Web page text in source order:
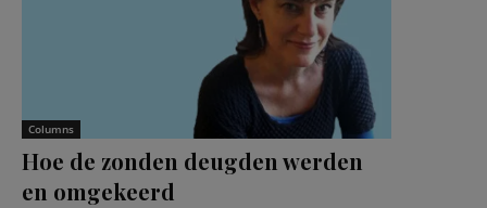
Columns
Hoe de zonden deugden werden
en omgekeerd